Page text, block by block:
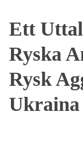
Ett
Ryska
Rysk
Ukraina